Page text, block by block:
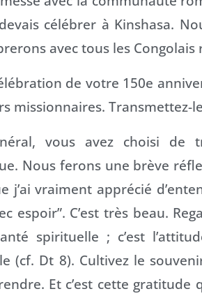
célébrer à Kinshasa.
avec tous les
de votre 150e
missionnaires. Transmettez-
vous avez choisi de
Nous ferons une brève
j’ai vraiment apprécié
espoir”. C’est très beau.
spirituelle ; c’est
(cf. Dt 8). Cultivez le
Et c’est cette gratitude